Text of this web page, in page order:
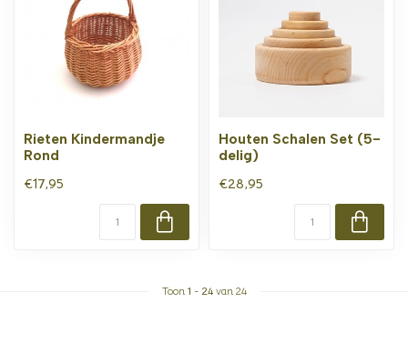
Rieten Kindermandje
Rond
€17,95
Houten Schalen Set (5-
delig)
€28,95
Toon 1 - 24van 24